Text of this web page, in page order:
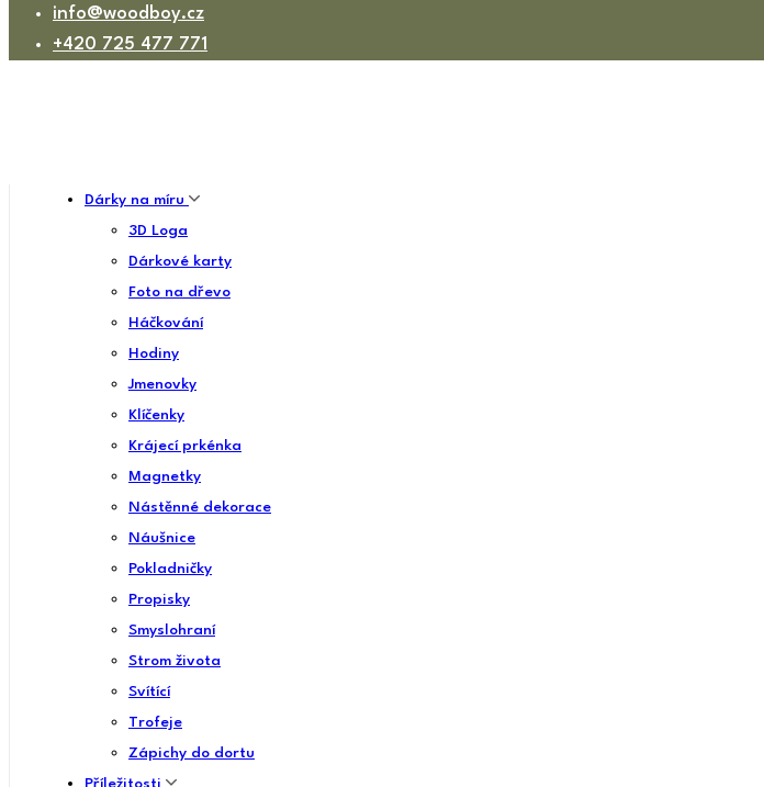
info@woodboy.cz
+420 725 477 771
Dárky na míru
3D Loga
Dárkové karty
Foto na dřevo
Háčkování
Hodiny
Jmenovky
Klíčenky
Krájecí prkénka
Magnetky
Nástěnné dekorace
Náušnice
Pokladničky
Propisky
Smyslohraní
Strom života
Svítící
Trofeje
Zápichy do dortu